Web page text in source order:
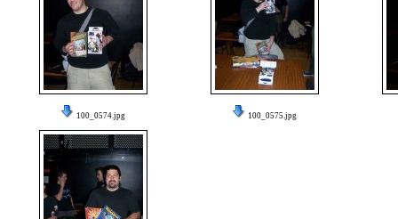
100_0574.jpg 100_0575.jpg